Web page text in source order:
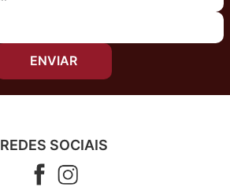
ENVIAR
REDES SOCIAIS